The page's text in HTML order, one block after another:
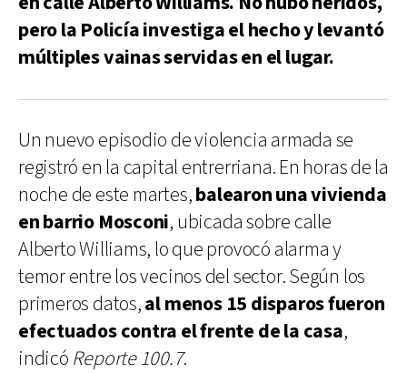
pero la Policía investiga el hecho y levantó
múltiples vainas servidas en el lugar.
Un nuevo episodio de violencia armada se
registró en la capital entrerriana. En horas de la
noche de este martes,balearon una vivienda
en barrio Mosconi, ubicada sobre calle
Alberto Williams, lo que provocó alarma y
temor entre los vecinos del sector. Según los
primeros datos,al menos 15 disparos fueron
efectuados contra el frente de la casa,
indicó Reporte 100.7.